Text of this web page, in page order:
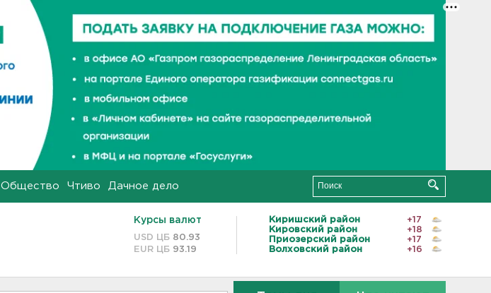
Общество Чтиво Дачное дело
Курсы валют
USD ЦБ 80.93
EUR ЦБ 93.19
Киришский район
+17
Кировский район
+18
Приозерский район
+17
Волховский район
+16